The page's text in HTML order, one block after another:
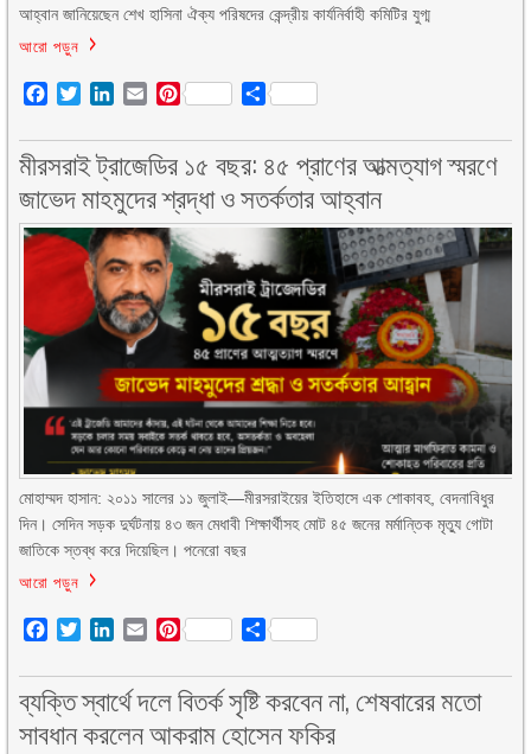
আহ্বান জানিয়েছেন শেখ হাসিনা ঐক্য পরিষদের কেন্দ্রীয় কার্যনির্বাহী কমিটির যুগ্ম
আরো পড়ুন
Facebook
TwitterLinkedIn
EmailPinterest Share
মীরসরাই ট্রাজেডির ১৫ বছর: ৪৫ প্রাণের আত্মত্যাগ স্মরণে
জাভেদ মাহমুদের শ্রদ্ধা ও সতর্কতার আহ্বান
মোহাম্মদ হাসান: ২০১১ সালের ১১ জুলাই—মীরসরাইয়ের ইতিহাসে এক শোকাবহ, বেদনাবিধুর
দিন। সেদিন সড়ক দুর্ঘটনায় ৪৩ জন মেধাবী শিক্ষার্থীসহ মোট ৪৫ জনের মর্মান্তিক মৃত্যু গোটা
জাতিকে স্তব্ধ করে দিয়েছিল। পনেরো বছর
আরো পড়ুন
Facebook
TwitterLinkedIn
EmailPinterest Share
ব্যক্তি স্বার্থে দলে বিতর্ক সৃষ্টি করবেন না, শেষবারের মতো
সাবধান করলেন আকরাম হোসেন ফকির